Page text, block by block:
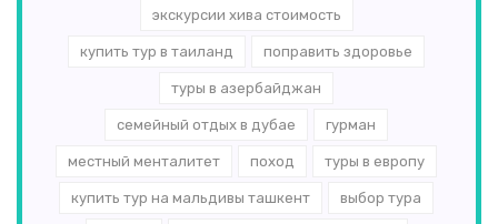
экскурсии хива стоимость
купить тур в таиланд поправить здоровье
туры в азербайджан
семейный отдых в дубае гурман
местный менталитет поход туры в европу
купить тур на мальдивы ташкент выбор тура